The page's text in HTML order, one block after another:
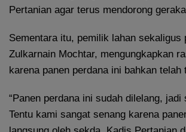
Pertanian agar terus mendorong
Sementara itu, pemilik lahan sekaligus
Zulkarnain Mochtar, mengungkapkan
karena panen perdana ini bahkan telah
“Panen perdana ini sudah dilelang, jadi
Tentu kami sangat senang karena